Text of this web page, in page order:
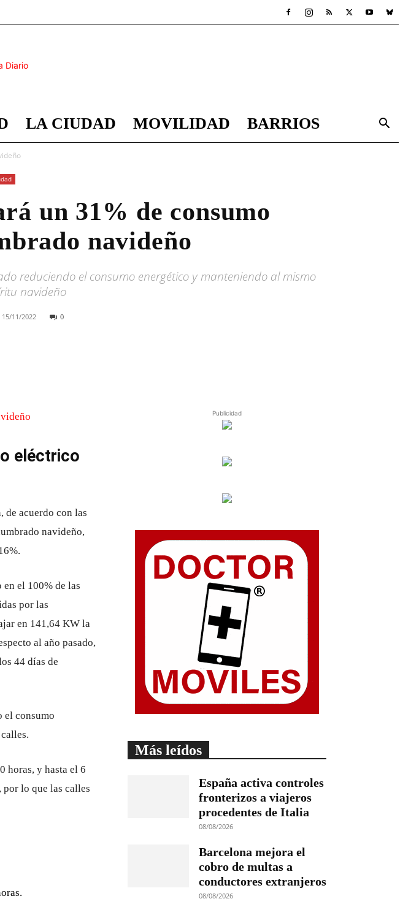
LA CIUDAD MOVILIDAD BARRIOS
un 31% de consumo
navideño
reduciendo el consumo energético y manteniendo al mismo
navideño
15/11/2022 0
eléctrico
​​de acuerdo con las
navideño,
el 100% de las
por las
en 141,64 KW la
al año pasado,
44 días de
el consumo
horas, y hasta el 6
lo que las calles
Publicidad
Más leídos
España activa controles
fronterizos a viajeros
procedentes de Italia
08/08/2026
Barcelona mejora el
cobro de multas a
conductores extranjeros
08/08/2026